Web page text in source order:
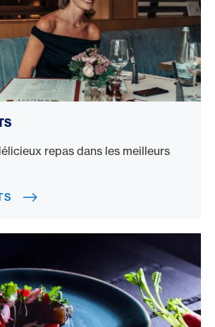
repas dans les meilleurs